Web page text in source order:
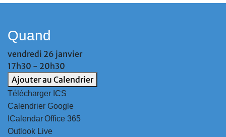
Quand
vendredi 26 janvier
17h30 - 20h30
Ajouter au Calendrier
Télécharger ICS
Calendrier Google
ICalendarOffice 365
Outlook Live